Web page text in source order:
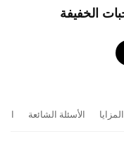
الخفيفة
المزايا الأسئلة الشائعة